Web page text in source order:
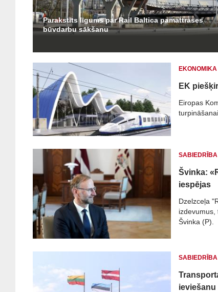
Parakstīts līgums par Rail Baltica pamattrases
būvdarbu sākšanu
EKONOMIKA
EK
Eiropas
SABIEDRĪBA
Švinka:
iespējas
Dzelzceļa
izdevumus,
Švinka (P).
SABIEDRĪBA
ieviešanu